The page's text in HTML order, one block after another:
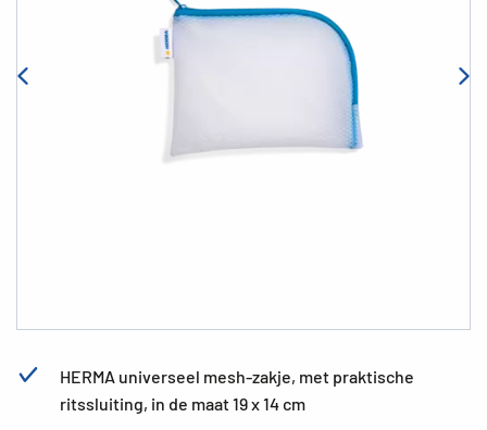
HERMA universeel mesh-zakje, met praktische
ritssluiting, in de maat 19 x 14 cm